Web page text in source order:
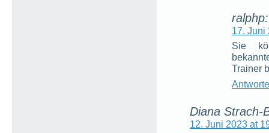
ralphp:
17. Juni
Sie
Trainer
Diana Strach-
12. Juni 2023 at